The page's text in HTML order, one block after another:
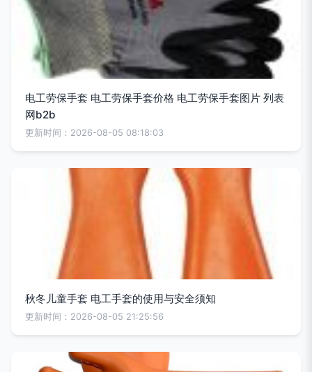
电工劳保手套 电工劳保手套价格 电工劳保手套图片 列表
网b2b
更新时间：2026-08-05 08:18:03
秋冬儿童手套 电工手套的使用与安全须知
更新时间：2026-08-05 21:25:56